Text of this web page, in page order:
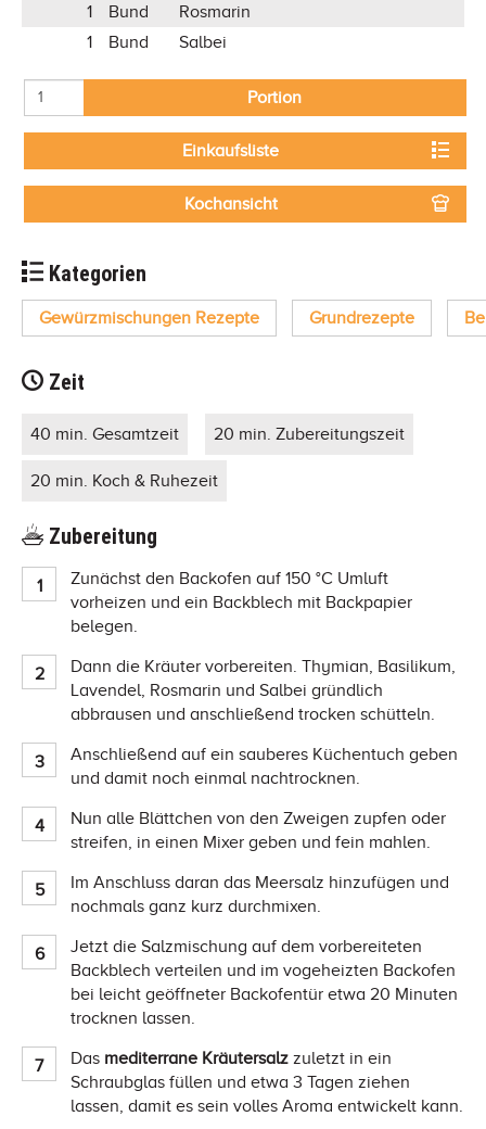
1
Bund
Rosmarin
1
Bund Salbei
Portion
Einkaufsliste
Kochansicht
Kategorien
Gewürzmischungen Rezepte Grundrezepte
Zeit
40 min. Gesamtzeit 20 min. Zubereitungszeit
20 min. Koch & Ruhezeit
Zubereitung
Zunächst den Backofen auf 150 °C Umluft
vorheizen und ein Backblech mit Backpapier
belegen.
Dann die Kräuter vorbereiten. Thymian, Basilikum,
Lavendel, Rosmarin und Salbei gründlich
abbrausen und anschließend trocken schütteln.
Anschließend auf ein sauberes Küchentuch geben
und damit noch einmal nachtrocknen.
Nun alle Blättchen von den Zweigen zupfen oder
streifen, in einen Mixer geben und fein mahlen.
Im Anschluss daran das Meersalz hinzufügen und
nochmals ganz kurz durchmixen.
Jetzt die Salzmischung auf dem vorbereiteten
Backblech verteilen und im vogeheizten Backofen
bei leicht geöffneter Backofentür etwa 20 Minuten
trocknen lassen.
Das mediterrane Kräutersalz zuletzt in ein
Schraubglas füllen und etwa 3 Tagen ziehen
lassen, damit es sein volles Aroma entwickelt kann.